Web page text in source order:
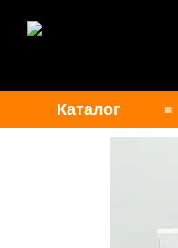
Каталог ■